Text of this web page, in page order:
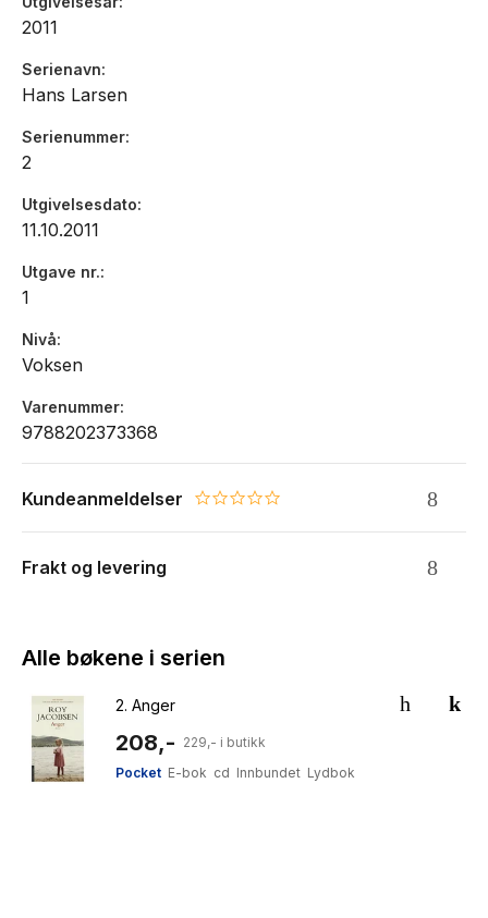
"(…) stor litteratur"
"Og som bonus får leseren gleden av å se en erfaren
energisk utgave av seg selv, setning for setning - og
2011
Serienavn
Hans Larsen
Serienummer
2
Utgivelsesdato
11.10.2011
Utgave nr.
1
Nivå
Voksen
Varenummer
9788202373368
Kundeanmeldelser 0.0 star rating
Frakt og levering
Alle bøkene i serien
2. Anger
208,- 229,- i butikk
Pocket E-bok cd Innbundet Lydbok